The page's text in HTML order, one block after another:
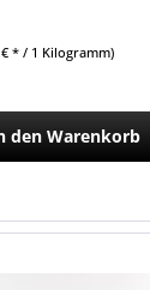
€ * / 1 Kilogramm)
den Warenkorb